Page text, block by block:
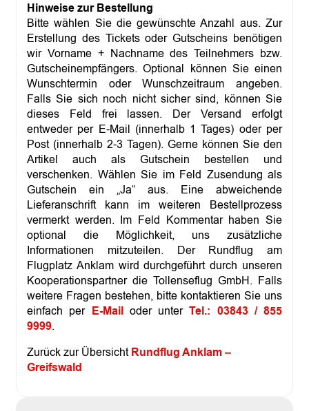
Hinweise zur Bestellung
Bitte wählen Sie die gewünschte Anzahl aus. Zur
Erstellung des Tickets oder Gutscheins benötigen
wir Vorname + Nachname des Teilnehmers bzw.
Gutscheinempfängers. Optional können Sie einen
Wunschtermin oder Wunschzeitraum angeben.
Falls Sie sich noch nicht sicher sind, können Sie
dieses Feld frei lassen. Der Versand erfolgt
entweder per E-Mail (innerhalb 1 Tages) oder per
Post (innerhalb 2-3 Tagen). Gerne können Sie den
Artikel auch als Gutschein bestellen und
verschenken. Wählen Sie im Feld Zusendung als
Gutschein ein „Ja“ aus. Eine abweichende
Lieferanschrift kann im weiteren Bestellprozess
vermerkt werden. Im Feld Kommentar haben Sie
optional die Möglichkeit, uns zusätzliche
Informationen mitzuteilen. Der Rundflug am
Flugplatz Anklam wird durchgeführt durch unseren
Kooperationspartner die Tollenseflug GmbH. Falls
weitere Fragen bestehen, bitte kontaktieren Sie uns
einfach per E-Mailoder unterTel.: 03843 / 855
9999.
Zurück zur ÜbersichtRundflug Anklam –
Greifswald